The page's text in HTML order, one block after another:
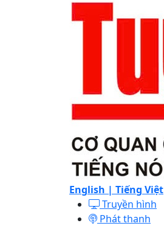
English | Tiếng Việt
Truyền hình
Phát thanh